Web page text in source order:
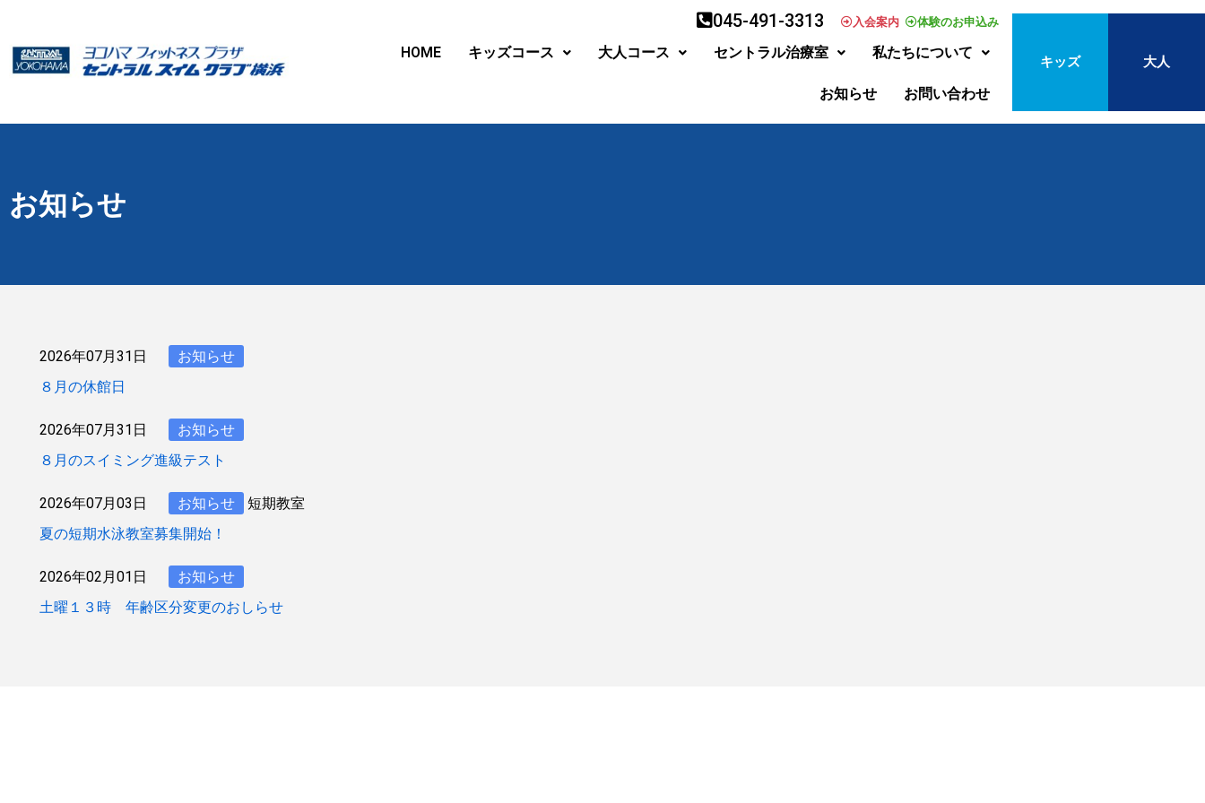
045-491-3313 入会案内 体験のお申込み
HOME キッズコース 大人コース セントラル治療室 私たちについて
お知らせ お問い合わせ
キッズ 大人
お知らせ
2026年07月31日
お知らせ
８月の休館日
2026年07月31日
お知らせ
８月のスイミング進級テスト
2026年07月03日 お知らせ
短期教室
夏の短期水泳教室募集開始！
2026年02月01日
お知らせ
土曜１３時 年齢区分変更のおしらせ